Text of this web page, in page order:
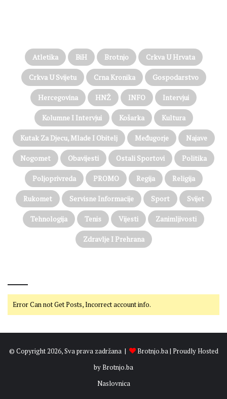
Atletika BiH Brotnjo Crkva U Hrvata
Crkva U Svijetu Crna Kronika Gospodarstvo
Hercegovina HNŽ INFO Intervjui
Kolumne I Intervjui Košarka Kultura
Kutak Za Djecu, Mlade I Obitelj Međugorje Najave
Nogomet Obavijesti Ostali Sportovi Politika
Poljoprivreda PROMO Regija Religija
Rukomet Servisne Informacije Sport Svijet
Tehnologija Tenis Vijesti Zanimljivosti
Zdravlje I Prehrana
Error Can not Get Posts, Incorrect account info.
© Copyright 2026, Sva prava zadržana | Brotnjo.ba| Proudly Hosted
byBrotnjo.ba
Naslovnica